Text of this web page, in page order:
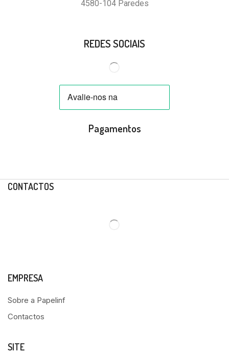
4580-104 Paredes
REDES SOCIAIS
Pagamentos
CONTACTOS
EMPRESA
Sobre a Papelinf
Contactos
SITE